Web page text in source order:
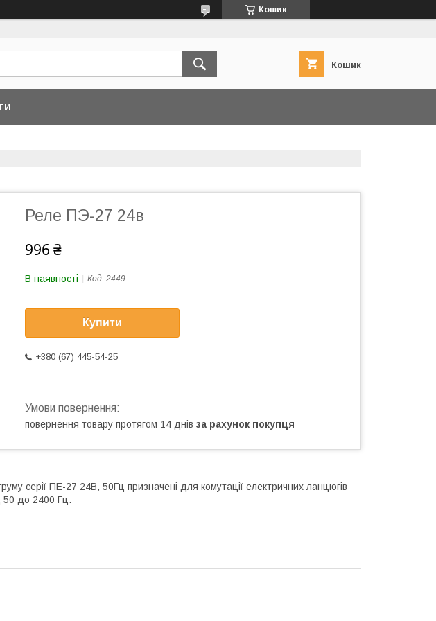
Кошик
Кошик
Реле ПЭ-27 24в
996 ₴
В наявності Код: 2449
Купити
+380 (67) 445-54-25
повернення товару протягом 14 днів за рахунок покупця
серії ПЕ-27 24В, 50Гц призначені для комутації електричних ланцюгів
50 до 2400 Гц.